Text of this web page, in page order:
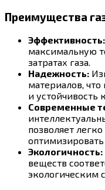
Преимущества
Эффективность:
максимальную
затратах газа.
Надежность:
материалов,
и устойчивость
Современные
позволяет
оптимизировать
Экологичность:
веществ
экологическим